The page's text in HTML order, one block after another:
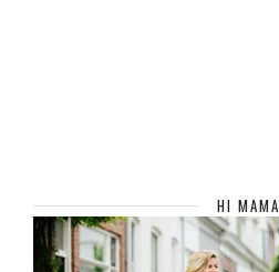
HI MAMA